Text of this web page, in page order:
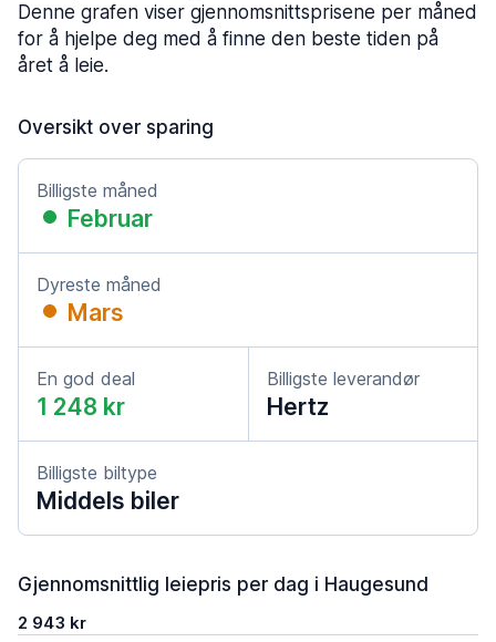
Denne grafen viser gjennomsnittsprisene per måned
for å hjelpe deg med å finne den beste tiden på
året å leie.
Oversikt over sparing
Billigste måned
Februar
Dyreste måned
Mars
En god deal
1 248 kr
Billigste leverandør
Hertz
Billigste biltype
Middels biler
Gjennomsnittlig leiepris per dag i Haugesund
2 943 kr